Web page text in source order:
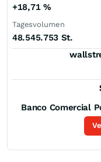
+18,71 %
Tagesvolumen
48.545.753 St.
Banco Comercial